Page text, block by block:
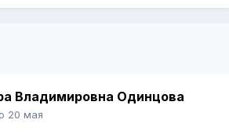
Владимировна Одинцова
20 мая